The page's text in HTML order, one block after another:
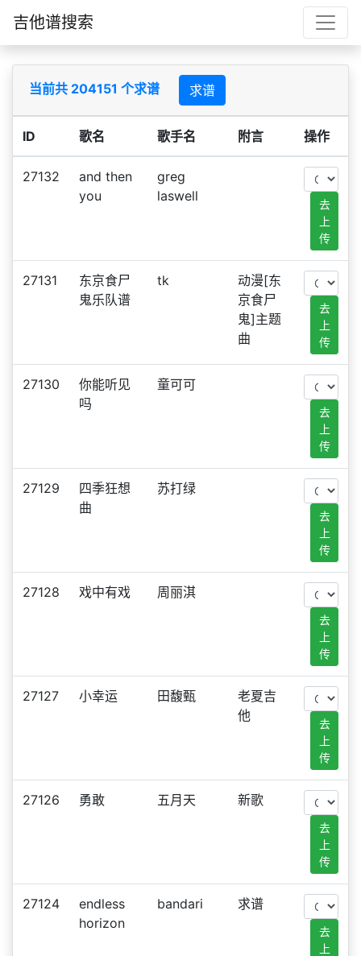
吉他谱搜索
当前共 204151 个求谱 求谱
ID 歌名 歌手名 附言 操作
27132
and then
you
greg
laswell
去
上
传
27131
东京食尸
鬼乐队谱
tk
动漫[东
京食尸
鬼]主题
曲
去
上
传
27130
你能听见
吗
童可可
去
上
传
27129
四季狂想
曲
苏打绿
去
上
传
27128 戏中有戏 周丽淇
去
上
传
27127 小幸运 田馥甄
老夏吉
他
去
上
传
27126 勇敢 五月天 新歌
去
上
传
27124
endless
horizon
bandari 求谱
去
上